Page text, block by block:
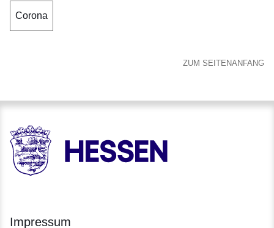
Corona
ZUM SEITENANFANG
HESSEN - Hessische Landesregierung
Impressum